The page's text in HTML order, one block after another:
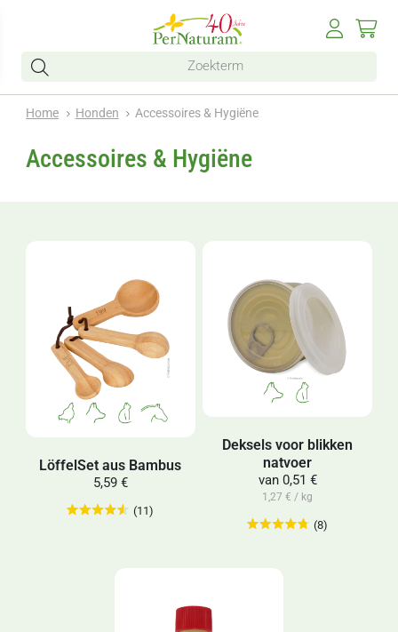
Home Honden Accessoires & Hygiëne
Accessoires & Hygiëne
LöffelSet aus Bambus
5,59 €
(11)
Deksels voor blikken
natvoer
van0,51 €
1,27 € / kg
(8)